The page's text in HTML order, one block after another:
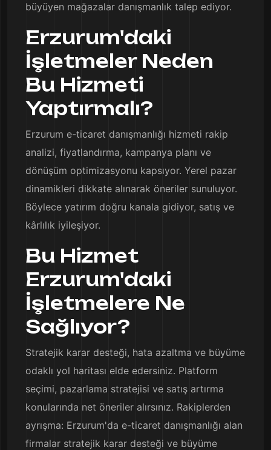
büyüyen mağazalar danışmanlık talep ediyor.
Erzurum'daki
İşletmeler Neden
Bu Hizmeti
Yaptırmalı?
Erzurum e-ticaret danışmanlığı hizmeti rakip
analizi, fiyatlandırma, kampanya planı ve
dönüşüm optimizasyonu kapsıyor. Yerel pazar
dinamikleri dikkate alınarak öneriler sunuluyor.
Böylece yatırım doğru kanala gidiyor, satış ve
kârlılık iyileşiyor.
Bu Hizmet
Erzurum'daki
İşletmelere Ne
Sağlıyor?
Stratejik karar desteği, hata azaltma ve büyüme
odaklı yol haritası elde edersiniz. Platform
seçimi, pazarlama stratejisi ve satış artırma
konularında net öneriler alırsınız. Rakiplerden
ayrışma: Erzurum'da e-ticaret danışmanlığı alan
firmalar stratejik karar desteği ve büyüme